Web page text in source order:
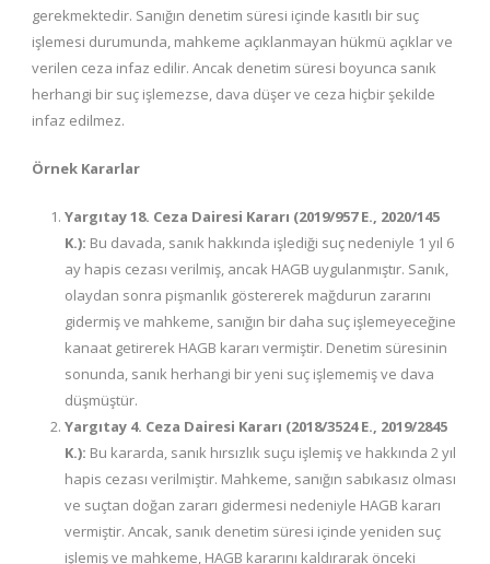
gerekmektedir. Sanığın denetim süresi içinde kasıtlı bir suç
işlemesi durumunda, mahkeme açıklanmayan hükmü açıklar ve
verilen ceza infaz edilir. Ancak denetim süresi boyunca sanık
herhangi bir suç işlemezse, dava düşer ve ceza hiçbir şekilde
infaz edilmez.
Örnek Kararlar
Yargıtay 18. Ceza Dairesi Kararı (2019/957 E., 2020/145
K.): Bu davada, sanık hakkında işlediği suç nedeniyle 1 yıl 6
ay hapis cezası verilmiş, ancak HAGB uygulanmıştır. Sanık,
olaydan sonra pişmanlık göstererek mağdurun zararını
gidermiş ve mahkeme, sanığın bir daha suç işlemeyeceğine
kanaat getirerek HAGB kararı vermiştir. Denetim süresinin
sonunda, sanık herhangi bir yeni suç işlememiş ve dava
düşmüştür.
Yargıtay 4. Ceza Dairesi Kararı (2018/3524 E., 2019/2845
K.): Bu kararda, sanık hırsızlık suçu işlemiş ve hakkında 2 yıl
hapis cezası verilmiştir. Mahkeme, sanığın sabıkasız olması
ve suçtan doğan zararı gidermesi nedeniyle HAGB kararı
vermiştir. Ancak, sanık denetim süresi içinde yeniden suç
işlemiş ve mahkeme, HAGB kararını kaldırarak önceki